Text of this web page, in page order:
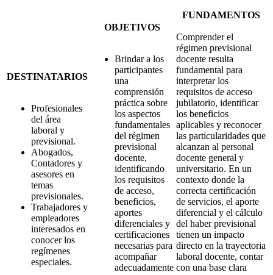
DESTINATARIOS
Profesionales
del área
laboral y
previsional.
Abogados,
Contadores y
asesores en
temas
previsionales.
Trabajadores y
empleadores
interesados ​​​​en
conocer los
regímenes
especiales.
OBJETIVOS
Brindar a los
participantes
una
comprensión
práctica sobre
los aspectos
fundamentales
del régimen
previsional
docente,
identificando
los requisitos
de acceso,
beneficios,
aportes
diferenciales y
certificaciones
necesarias para
acompañar
adecuadamente
FUNDAMENTOS
Comprender el
régimen previsional
docente resulta
fundamental para
interpretar los
requisitos de acceso
jubilatorio, identificar
los beneficios
aplicables y reconocer
las particularidades que
alcanzan al personal
docente general y
universitario. En un
contexto donde la
correcta certificación
de servicios, el aporte
diferencial y el cálculo
del haber previsional
tienen un impacto
directo en la trayectoria
laboral docente, contar
con una base clara